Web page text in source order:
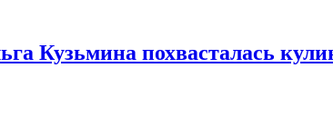
Кузьмина похвасталась